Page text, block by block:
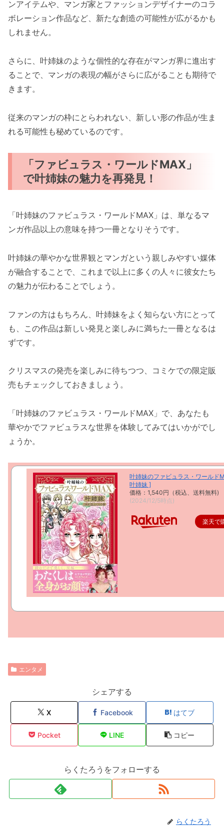
ンアイテムや、マンガ家とファッションデザイナーのコラ
ボレーション作品など、新たな創造の可能性が広がるかも
しれません。
さらに、叶姉妹のような個性的な存在がマンガ界に進出す
ることで、マンガの表現の幅がさらに広がることも期待で
きます。
従来のマンガの枠にとらわれない、新しい形の作品が生ま
れる可能性も秘めているのです。
「ファビュラス・ワールドMAX」
で叶姉妹の魅力を再発見！
「叶姉妹のファビュラス・ワールドMAX」は、単なるマ
ンガ作品以上の意味を持つ一冊となりそうです。
叶姉妹の華やかな世界観とマンガという親しみやすい媒体
が融合することで、これまで以上に多くの人々に彼女たち
の魅力が伝わることでしょう。
ファンの方はもちろん、叶姉妹をよく知らない方にとって
も、この作品は新しい発見と楽しみに満ちた一冊となるは
ずです。
クリスマスの発売を楽しみに待ちつつ、コミケでの限定販
売もチェックしておきましょう。
「叶姉妹のファビュラス・ワールドMAX」で、あなたも
華やかでファビュラスな世界を体験してみてはいかがでし
ょうか。
叶姉妹のファビュラス・ワールド
叶姉妹 ]
価格：1,540円（税込、送料無料)
(2024/12/5時点)
楽天で
エンタメ
シェアする
X Facebook はてブ
Pocket LINE コピー
らくたろうをフォローする
らくたろう